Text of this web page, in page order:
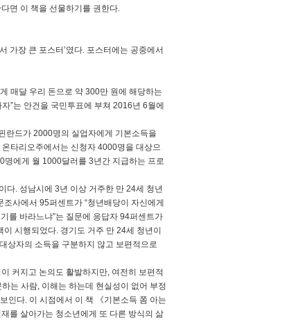
면 이 책을 선물하기를 권한다.
가장 큰 포스터’였다. 포스터에는 공중에서
매달 우리 돈으로 약 300만 원에 해당하는
”는 안건을 국민투표에 부쳐 2016년 6월에
란드가 2000명의 실업자에게 기본소득을
타리오주에서는 신청자 4000명을 대상으
에게 월 1000달러를 3년간 지급하는 프로
다. 성남시에 3년 이상 거주한 만 24세 청년
사에서 95퍼센트가 “청년배당이 자신에게
를 바라느냐”는 질문에 응답자 94퍼센트가
시행되었다. 경기도 거주 만 24세 청년이
상자의 소득을 구분하지 않고 보편적으로
커지고 논의도 활발하지만, 여전히 보편적
는 사람, 이해는 하는데 현실성이 없어 부정
인다. 이 시점에서 이 책 《기본소득 쫌 아는
를 살아가는 청소년에게 또 다른 방식의 삶